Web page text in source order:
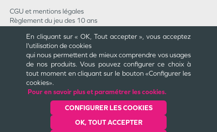
En cliquant sur « OK, Tout accepter », vous acceptez
l'utilisation de cookies
qui nous permettent de mieux comprendre vos usages
de nos produits. Vous pouvez configurer ce choix à
tout moment en cliquant sur le bouton «Configurer les
cookies».
Pour en savoir plus et paramétrer les cookies.
CONFIGURER LES COOKIES
OK, TOUT ACCEPTER
CGU et mentions légales
Règlement du jeu des 10 ans
CGU Carte Cadeau
Plan du site
Cookies et confidentialité
Engagements
Dernière mise à jour le